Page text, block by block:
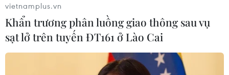
vietnamplus.vn
Khẩn trương phân luồng giao thông sau vụ
sạt lở trên tuyến ĐT161 ở Lào Cai